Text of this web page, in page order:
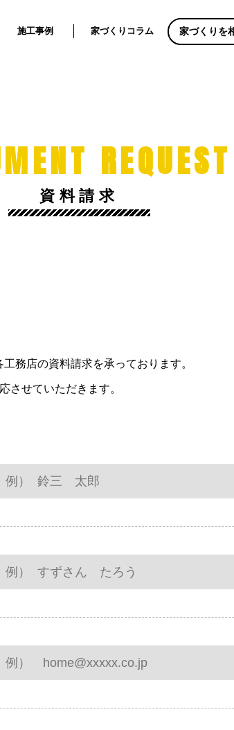
施工事例 家づくりコラム 家づくりを
REQUEST
資料請求
務店の資料請求を承っております。
させていただきます。